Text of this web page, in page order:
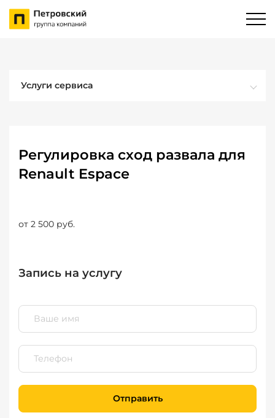
Услуги сервиса
Регулировка сход развала для
Renault Espace
от 2 500 руб.
Запись на услугу
Отправить